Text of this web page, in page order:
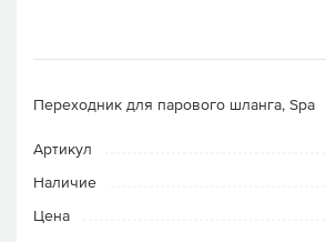
Переходник для парового шланга, Spa
Артикул
Наличие
Цена